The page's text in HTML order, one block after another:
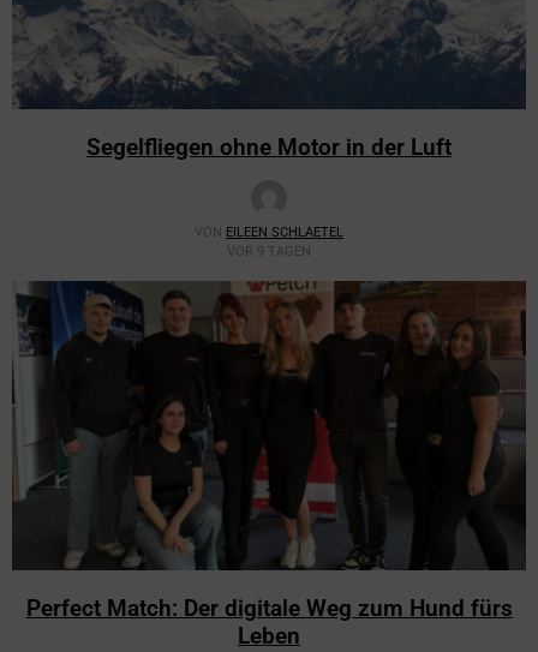
Segelfliegen ohne Motor in der Luft
VON EILEEN SCHLAETEL
VOR 9 TAGEN
Perfect Match: Der digitale Weg zum Hund fürs
Leben